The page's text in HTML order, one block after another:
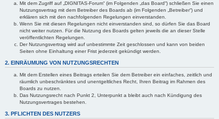
Mit dem Zugriff auf „DIGNITAS-Forum“ (im Folgenden „das Board“) schließen Sie einen
Nutzungsvertrag mit dem Betreiber des Boards ab (im Folgenden „Betreiber“) und
erklären sich mit den nachfolgenden Regelungen einverstanden.
Wenn Sie mit diesen Regelungen nicht einverstanden sind, so dürfen Sie das Board
nicht weiter nutzen. Für die Nutzung des Boards gelten jeweils die an dieser Stelle
veröffentlichten Regelungen.
Der Nutzungsvertrag wird auf unbestimmte Zeit geschlossen und kann von beiden
Seiten ohne Einhaltung einer Frist jederzeit gekündigt werden.
2. EINRÄUMUNG VON NUTZUNGSRECHTEN
Mit dem Erstellen eines Beitrags erteilen Sie dem Betreiber ein einfaches, zeitlich und
räumlich unbeschränktes und unentgeltliches Recht, Ihren Beitrag im Rahmen des
Boards zu nutzen.
Das Nutzungsrecht nach Punkt 2, Unterpunkt a bleibt auch nach Kündigung des
Nutzungsvertrages bestehen.
3. PFLICHTEN DES NUTZERS